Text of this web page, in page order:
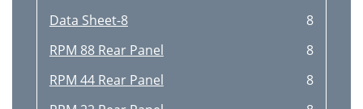
Data Sheet-8
8
RPM 88 Rear Panel
8
RPM 44 Rear Panel
8